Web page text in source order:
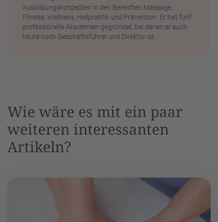
Ausbildungskonzepten in den Bereichen Massage,
Fitness, Wellness, Heilpraktik und Prävention. Er hat fünf
professionelle Akademien gegründet, bei denen er auch
heute noch Geschäftsführer und Direktor ist.
Wie wäre es mit ein paar
weiteren interessanten
Artikeln?